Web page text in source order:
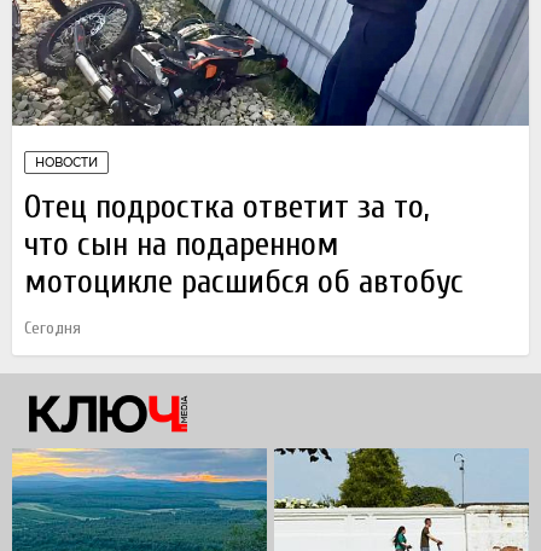
НОВОСТИ
Отец подростка ответит за то,
что сын на подаренном
мотоцикле расшибся об автобус
Сегодня